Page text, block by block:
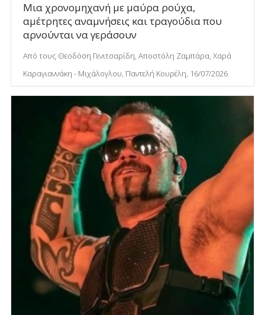
Μια χρονομηχανή με μαύρα ρούχα,
αμέτρητες αναμνήσεις και τραγούδια που
αρνούνται να γεράσουν
Από τους Θεοδόση Γενιτσαρίδη, Αποστόλη Ζαμπάρα, Χαρά
Καραγιαννάκη - Μιχάλογλου, Παντελή Κουρέλη, 16/07/2026